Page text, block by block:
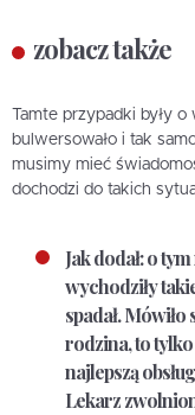
zobacz także
Tamte przypadki były
bulwersowało i tak
musimy mieć
dochodzi do takich
Jak dodał: o
wychodziły
spadał. Mówiło
rodzina, to
najlepszą
Lekarz